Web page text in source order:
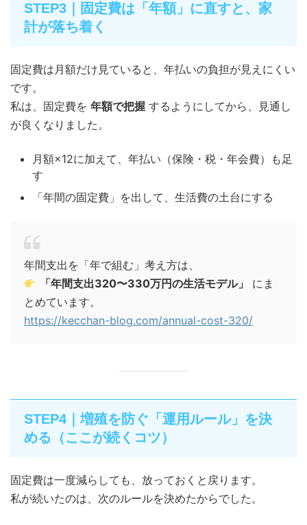
STEP3｜固定費は「年額」に直すと、家
計が落ち着く
固定費は月額だけ見ていると、年払いの負担が見えにくい
です。
私は、固定費を 年額で把握 するようにしてから、見通し
が良くなりました。
月額×12に加えて、年払い（保険・税・年会費）も足
す
「年間の固定費」を出して、生活費の土台にする
年間支出を「年で組む」考え方は、
「年間支出320〜330万円の生活モデル」
にま
とめています。
https://kecchan-blog.com/annual-cost-320/
STEP4｜増殖を防ぐ「運用ルール」を決
める（ここが続くコツ）
固定費は一度減らしても、放っておくと戻ります。
私が続いたのは、次のルールを決めたからでした。